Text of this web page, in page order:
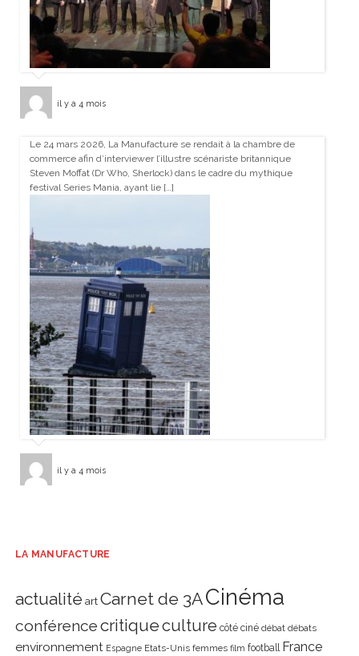
il y a 4 mois
Le 24 mars 2026, La Manufacture se rendait à la chambre de
commerce afin d’interviewer l’illustre scénariste britannique
Steven Moffat (Dr Who, Sherlock) dans le cadre du mythique
festival Series Mania, ayant lie […]
il y a 4 mois
LA MANUFACTURE
actualité art Carnet de 3ACinéma
conférencecritiqueculture côté ciné débat débats
environnement Espagne Etats-Unis femmes film football France